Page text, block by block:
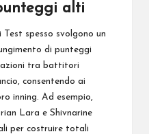
alti
spesso svolgono un
di punteggi
tra battitori
consentendo ai
inning. Ad esempio,
Lara e Shivnarine
per costruire totali